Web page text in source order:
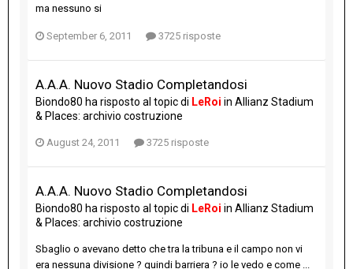
ma nessuno si
September 6, 2011 3725 risposte
A.A.A. Nuovo Stadio Completandosi
Biondo80 ha risposto al topic di LeRoi in Allianz Stadium
& Places: archivio costruzione
August 24, 2011 3725 risposte
A.A.A. Nuovo Stadio Completandosi
Biondo80 ha risposto al topic di LeRoi in Allianz Stadium
& Places: archivio costruzione
Sbaglio o avevano detto che tra la tribuna e il campo non vi
era nessuna divisione ? quindi barriera ? io le vedo e come ...